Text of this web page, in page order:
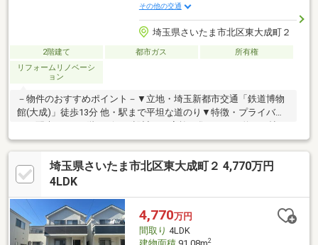
その他の交通
埼玉県さいたま市北区東大成町２
2階建て 都市ガス
所有権
リフォームリノベーシ
ョン
－物件のおすすめポイント－▼立地・埼玉新都市交通「鉄道博物
館(大成)」徒歩13分 他・駅まで平坦な道のり▼特徴・プライバシ
お料理中の会話も弾む対面式キッチン・全居室2面以上の採光を確
保・浴室は1616サイズ▼2026年7月室内リフォーム内容【交換】
レンジフード、洗面化粧台、温水洗浄便座(1階・2階)【その他】
和室畳表替▼周辺環境・業務スーパーさいたま大宮店 徒歩4分(約
物件の詳細・ご相談はお気軽にお問い合わせください。
埼玉県さいたま市北区東大成町２ 4,770万円
4LDK
4,770万円
間取り 4LDK
2